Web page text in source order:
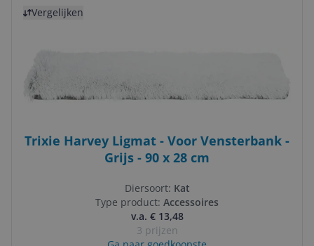
Vergelijken
Trixie Harvey Ligmat - Voor Vensterbank -
Grijs - 90 x 28 cm
Diersoort: Kat
Type product: Accessoires
v.a. € 13,48
3 prijzen